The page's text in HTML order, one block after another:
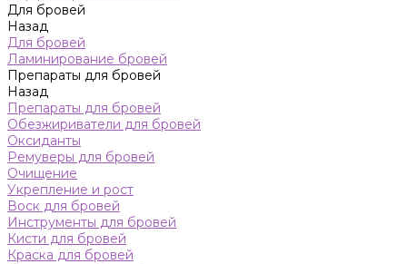
Для бровей
Назад
Для бровей
Ламинирование бровей
Препараты для бровей
Назад
Препараты для бровей
Обезжириватели для бровей
Оксиданты
Ремуверы для бровей
Очищение
Укрепление и рост
Воск для бровей
Инструменты для бровей
Кисти для бровей
Краска для бровей